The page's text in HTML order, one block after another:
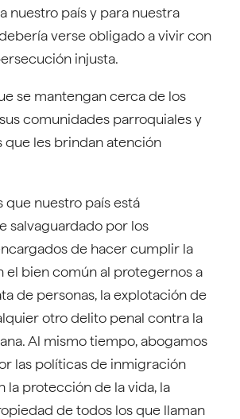
nuestro país y para nuestra
verse obligado a vivir con
injusta.
se mantengan cerca de los
comunidades parroquiales y
que les brindan atención
que nuestro país está
salvaguardado por los
de hacer cumplir la
el bien común al protegernos a
de personas, la explotación de
otro delito penal contra la
Al mismo tiempo, abogamos
las políticas de inmigración
la protección de la vida, la
de todos los que llaman